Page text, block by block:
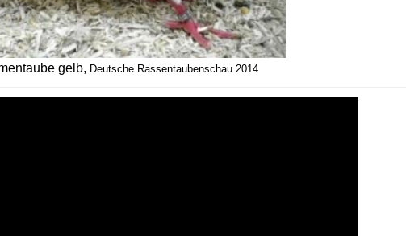
gelb, Deutsche Rassentaubenschau 2014